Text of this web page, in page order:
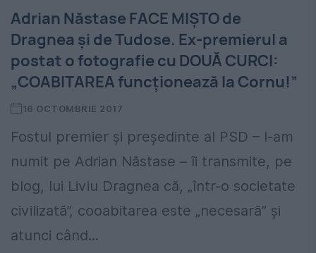
Adrian Năstase FACE MIŞTO de
Dragnea şi de Tudose. Ex-premierul a
postat o fotografie cu DOUĂ CURCI:
„COABITAREA funcţionează la Cornu!”
16 OCTOMBRIE 2017
Fostul premier şi preşedinte al PSD – l-am
numit pe Adrian Năstase – îi transmite, pe
blog, lui Liviu Dragnea că, „într-o societate
civilizată”, cooabitarea este „necesară” şi
atunci când...